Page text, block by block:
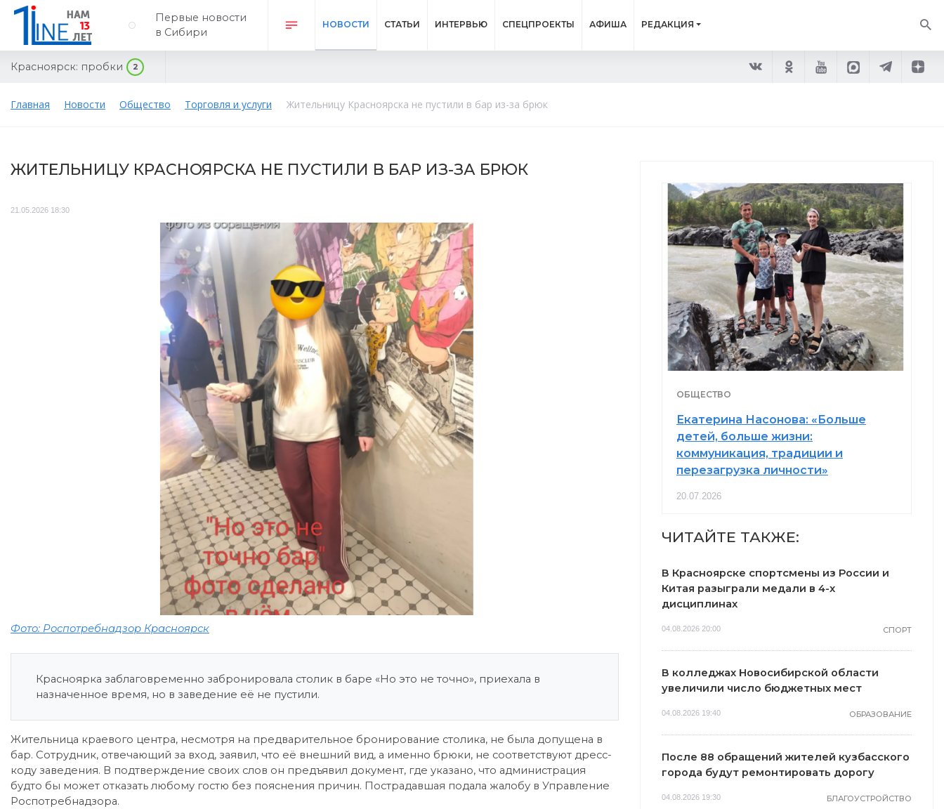
Первые новости
в Сибири
НОВОСТИ СТАТЬИ ИНТЕРВЬЮ СПЕЦПРОЕКТЫ АФИША РЕДАКЦИЯ
Красноярск: пробки 2
Главная Новости Общество Торговля и услуги Жительницу Красноярска не пустили в бар из-за брюк
ЖИТЕЛЬНИЦУ КРАСНОЯРСКА НЕ ПУСТИЛИ В БАР ИЗ-ЗА БРЮК
21.05.2026 18:30
Фото: Роспотребнадзор Красноярск
Красноярка заблаговременно забронировала столик в баре «Но это не точно», приехала в
назначенное время, но в заведение её не пустили.
Жительница краевого центра, несмотря на предварительное бронирование столика, не была допущена в
бар. Сотрудник, отвечающий за вход, заявил, что её внешний вид, а именно брюки, не соответствуют дресс-
коду заведения. В подтверждение своих слов он предъявил документ, где указано, что администрация
будто бы может отказать любому гостю без пояснения причин. Пострадавшая подала жалобу в Управление
Роспотребнадзора.
ОБЩЕСТВО
Екатерина Насонова: «Больше
детей, больше жизни:
коммуникация, традиции и
перезагрузка личности»
20.07.2026
ЧИТАЙТЕ ТАКЖЕ:
В Красноярске спортсмены из России и
Китая разыграли медали в 4-х
дисциплинах
04.08.2026 20:00 СПОРТ
В колледжах Новосибирской области
увеличили число бюджетных мест
04.08.2026 19:40 ОБРАЗОВАНИЕ
После 88 обращений жителей кузбасского
города будут ремонтировать дорогу
04.08.2026 19:30 БЛАГОУСТРОЙСТВО